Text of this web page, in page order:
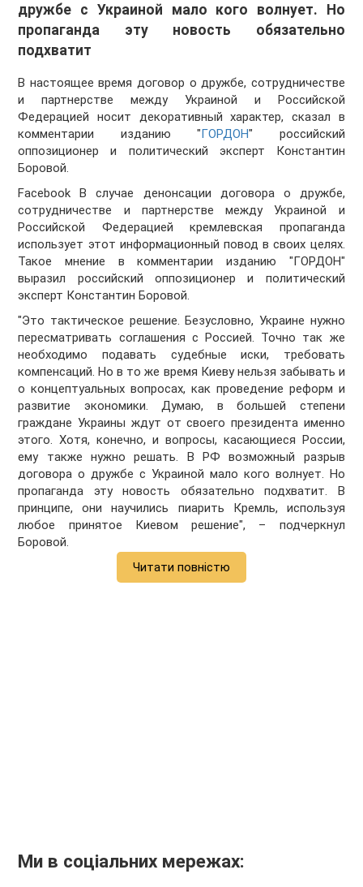
дружбе с Украиной мало кого волнует. Но
пропаганда эту новость обязательно
подхватит
В настоящее время договор о дружбе, сотрудничестве
и партнерстве между Украиной и Российской
Федерацией носит декоративный характер, сказал в
комментарии изданию "ГОРДОН" российский
оппозиционер и политический эксперт Константин
Боровой.
Facebook В случае денонсации договора о дружбе,
сотрудничестве и партнерстве между Украиной и
Российской Федерацией кремлевская пропаганда
использует этот информационный повод в своих целях.
Такое мнение в комментарии изданию "ГОРДОН"
выразил российский оппозиционер и политический
эксперт Константин Боровой.
"Это тактическое решение. Безусловно, Украине нужно
пересматривать соглашения с Россией. Точно так же
необходимо подавать судебные иски, требовать
компенсаций. Но в то же время Киеву нельзя забывать и
о концептуальных вопросах, как проведение реформ и
развитие экономики. Думаю, в большей степени
граждане Украины ждут от своего президента именно
этого. Хотя, конечно, и вопросы, касающиеся России,
ему также нужно решать. В РФ возможный разрыв
договора о дружбе с Украиной мало кого волнует. Но
пропаганда эту новость обязательно подхватит. В
принципе, они научились пиарить Кремль, используя
любое принятое Киевом решение", – подчеркнул
Боровой.
Читати повністю
Ми в соціальних мережах: